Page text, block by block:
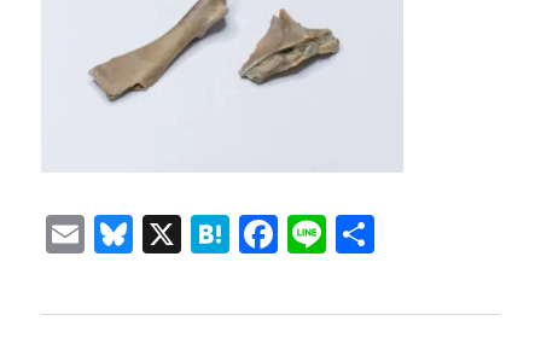
EmailBluesky
X Hatena
Facebook
Line